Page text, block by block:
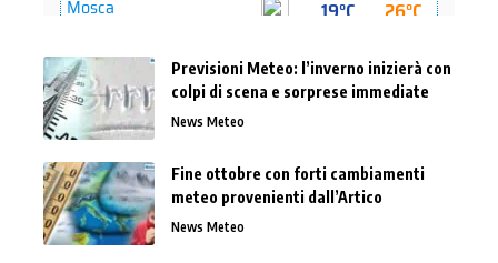
Previsioni Meteo: l’inverno inizierà con
colpi di scena e sorprese immediate
News Meteo
Fine ottobre con forti cambiamenti
meteo provenienti dall’Artico
News Meteo